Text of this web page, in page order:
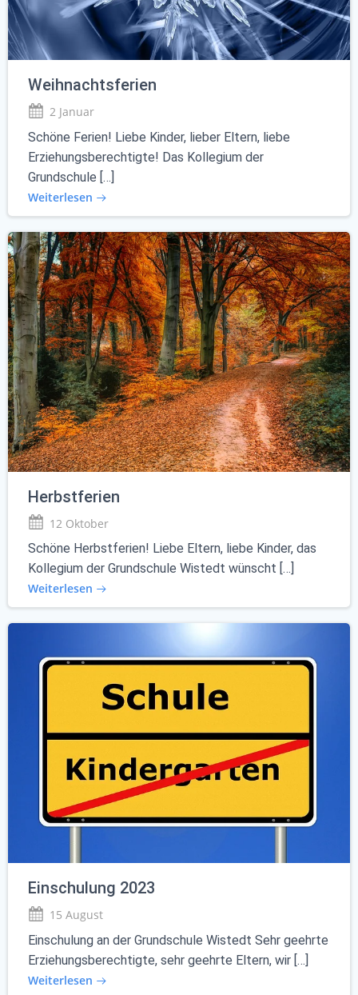
Weihnachtsferien
2 Januar
Schöne Ferien! Liebe Kinder, lieber Eltern, liebe
Erziehungsberechtigte! Das Kollegium der
Grundschule […]
Weiterlesen
Herbstferien
12 Oktober
Schöne Herbstferien! Liebe Eltern, liebe Kinder, das
Kollegium der Grundschule Wistedt wünscht […]
Weiterlesen
Einschulung 2023
15 August
Einschulung an der Grundschule Wistedt Sehr geehrte
Erziehungsberechtigte, sehr geehrte Eltern, wir […]
Weiterlesen